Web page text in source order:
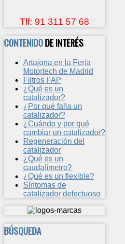
Tlf: 91 311 57 68
CONTENIDODE INTERÉS
Artajona en la Feria
Motortech de Madrid
Filtros FAP
¿Qué es un
catalizador?
¿Por qué falla un
catalizador?
¿Cuándo y por qué
cambiar un catalizador?
Regeneración del
catalizador
¿Qué es un
caudalímetro?
¿Qué es un flexible?
Síntomas de
catalizador defectuoso
BÚSQUEDA